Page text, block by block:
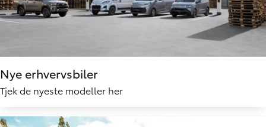
Nye erhvervsbiler
Tjek de nyeste modeller her